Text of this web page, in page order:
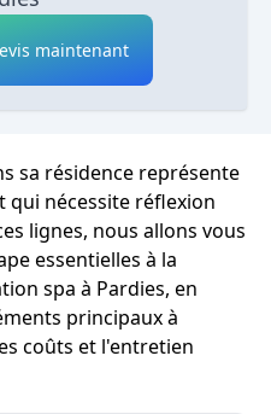
maintenant
sa résidence représente
qui nécessite réflexion
lignes, nous allons vous
essentielles à la
spa à Pardies, en
principaux à
coûts et l'entretien